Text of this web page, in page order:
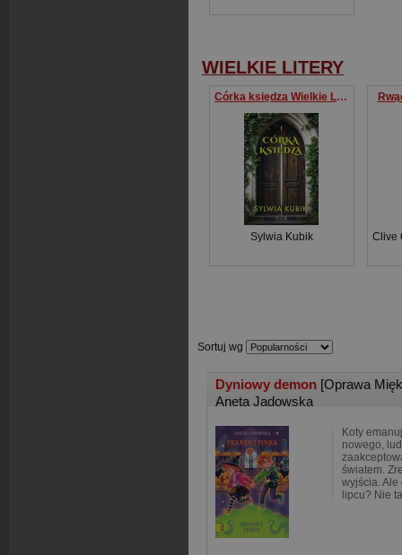
WIELKIE LITERY
Córka księdza Wielkie Litery
Sylwia Kubik Clive
Sortuj wg
Dyniowy demon [Oprawa
Aneta Jadowska
Koty
nowego,
światem.
wyjścia. Ale
lipcu? Nie